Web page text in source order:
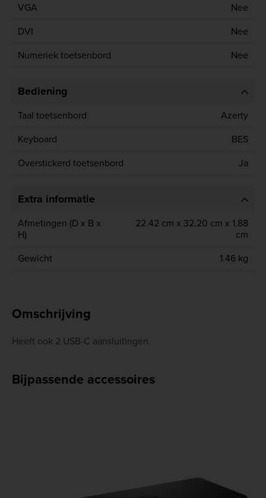
VGA
Nee
DVI
Nee
Numeriek toetsenbord
Nee
Bediening
Taal toetsenbord
Azerty
Keyboard
BES
Overstickerd toetsenbord
Ja
Extra informatie
Afmetingen (D x B x
H)
22.42 cm x 32.20 cm x 1.88
cm
Gewicht
1.46 kg
Omschrijving
Heeft ook 2 USB-C aansluitingen.
Bijpassende accessoires